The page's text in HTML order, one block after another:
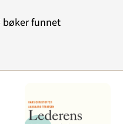
bøker funnet